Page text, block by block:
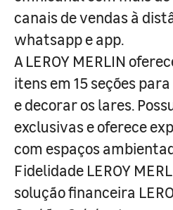
canais de vendas à
whatsapp e app.
A LEROY MERLIN
itens em 15 seções
e decorar os lares.
exclusivas e oferece
com espaços
Fidelidade LEROY
solução financeira